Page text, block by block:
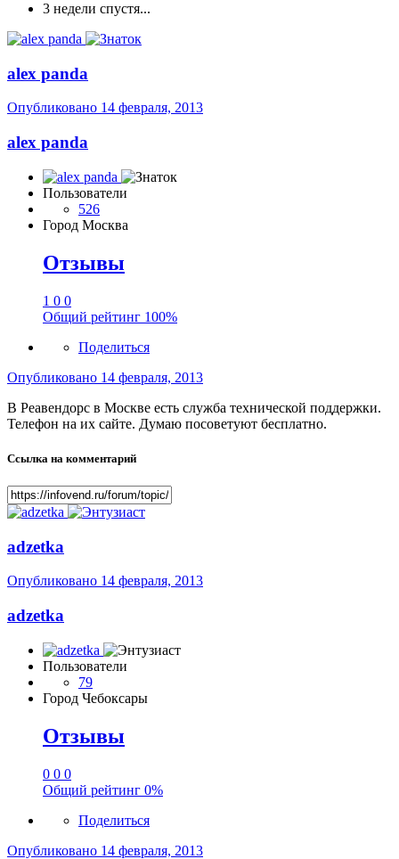
3 недели спустя...
alex panda
Опубликовано 14 февраля, 2013
alex panda
Пользователи
526
Город Москва
Отзывы
1 0 0
Общий рейтинг 100%
Поделиться
Опубликовано 14 февраля, 2013
В Реавендорс в Москве есть служба технической поддержки.
Телефон на их сайте. Думаю посоветуют бесплатно.
Ссылка на комментарий
adzetka
Опубликовано 14 февраля, 2013
adzetka
Пользователи
79
Город Чебоксары
Отзывы
0 0 0
Общий рейтинг 0%
Поделиться
Опубликовано 14 февраля, 2013